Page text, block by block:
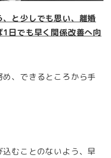
と少しでも思い、離婚
日でも早く関係改善へ向
、できるところから手
むことのないよう、早